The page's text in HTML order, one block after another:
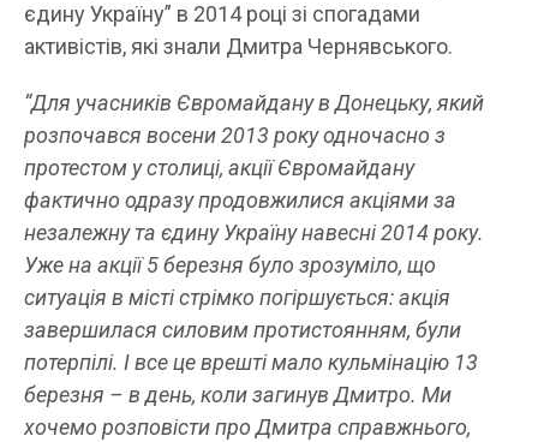
єдину Україну” в 2014 році зі спогадами
активістів, які знали Дмитра Чернявського.
“Для учасників Євромайдану в Донецьку, який
розпочався восени 2013 року одночасно з
протестом у столиці, акції Євромайдану
фактично одразу продовжилися акціями за
незалежну та єдину Україну навесні 2014 року.
Уже на акції 5 березня було зрозуміло, що
ситуація в місті стрімко погіршується: акція
завершилася силовим протистоянням, були
потерпілі. І все це врешті мало кульмінацію 13
березня – в день, коли загинув Дмитро. Ми
хочемо розповісти про Дмитра справжнього,